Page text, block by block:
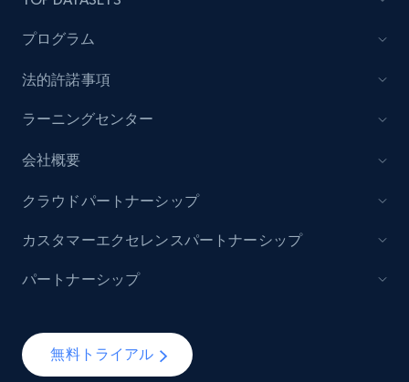
プログラム
法的許諾事項
ラーニングセンター
会社概要
無料トライアル
クラウドパートナーシップ
カスタマーエクセレンスパートナーシップ
パートナーシップ